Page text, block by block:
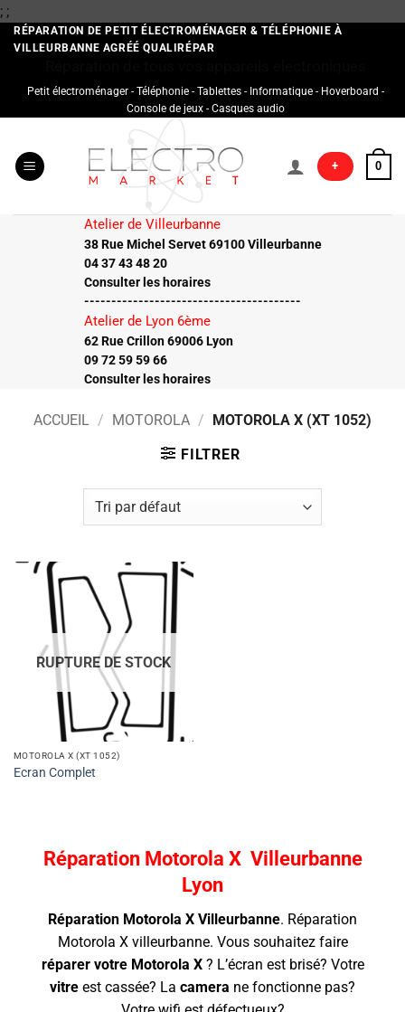
; ;Passer
au
contenu
RÉPARATION DE PETIT ÉLECTROMÉNAGER & TÉLÉPHONIE À
VILLEURBANNE AGRÉÉ QUALIRÉPAR
Petit électroménager - Téléphonie - Tablettes - Informatique - Hoverboard -
Console de jeux - Casques audio
+ 0
Atelier de Villeurbanne
38 Rue Michel Servet 69100 Villeurbanne
04 37 43 48 20
Consulter les horaires
----------------------------------------
Atelier de Lyon 6ème
62 Rue Crillon 69006 Lyon
09 72 59 59 66
Consulter les horaires
ACCUEIL / MOTOROLA /
MOTOROLA X (XT 1052)
FILTRER
RUPTURE DE STOCK
MOTOROLA X (XT 1052)
Ecran Complet
Réparation Motorola X Villeurbanne
Lyon
Réparation Motorola X Villeurbanne. Réparation
Motorola X villeurbanne. Vous souhaitez faire
réparer votre Motorola X ? L’écran est brisé? Votre
vitre est cassée? La camera ne fonctionne pas?